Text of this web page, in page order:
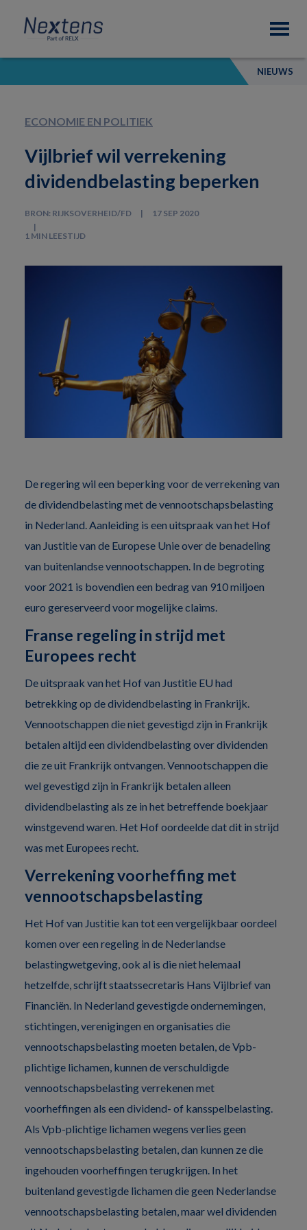
primary
navigation
content
footer
Nextens
Fiscaal
partner
van
NIEUWS
ECONOMIE EN POLITIEK
Vijlbrief wil verrekening
dividendbelasting beperken
BRON: RIJKSOVERHEID/FD 17 SEP 2020
1 MIN LEESTIJD
De regering wil een beperking voor de verrekening van
de dividendbelasting met de vennootschapsbelasting
in Nederland. Aanleiding is een uitspraak van het Hof
van Justitie van de Europese Unie over de benadeling
van buitenlandse vennootschappen. In de begroting
voor 2021 is bovendien een bedrag van 910 miljoen
euro gereserveerd voor mogelijke claims.
Franse regeling in strijd met
Europees recht
De uitspraak van het Hof van Justitie EU had
betrekking op de dividendbelasting in Frankrijk.
Vennootschappen die niet gevestigd zijn in Frankrijk
betalen altijd een dividendbelasting over dividenden
die ze uit Frankrijk ontvangen. Vennootschappen die
wel gevestigd zijn in Frankrijk betalen alleen
dividendbelasting als ze in het betreffende boekjaar
winstgevend waren. Het Hof oordeelde dat dit in strijd
was met Europees recht.
Verrekening voorheffing met
vennootschapsbelasting
Het Hof van Justitie kan tot een vergelijkbaar oordeel
komen over een regeling in de Nederlandse
belastingwetgeving, ook al is die niet helemaal
hetzelfde, schrijft staatssecretaris Hans Vijlbrief van
Financiën. In Nederland gevestigde ondernemingen,
stichtingen, verenigingen en organisaties die
vennootschapsbelasting moeten betalen, de Vpb-
plichtige lichamen, kunnen de verschuldigde
vennootschapsbelasting verrekenen met
voorheffingen als een dividend- of kansspelbelasting.
Als Vpb-plichtige lichamen wegens verlies geen
vennootschapsbelasting betalen, dan kunnen ze die
ingehouden voorheffingen terugkrijgen. In het
buitenland gevestigde lichamen die geen Nederlandse
vennootschapsbelasting betalen, maar wel dividenden